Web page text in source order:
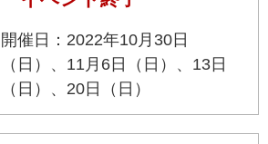
開催日：2022年10月30日
（日）、11月6日（日）、13日
（日）、20日（日）